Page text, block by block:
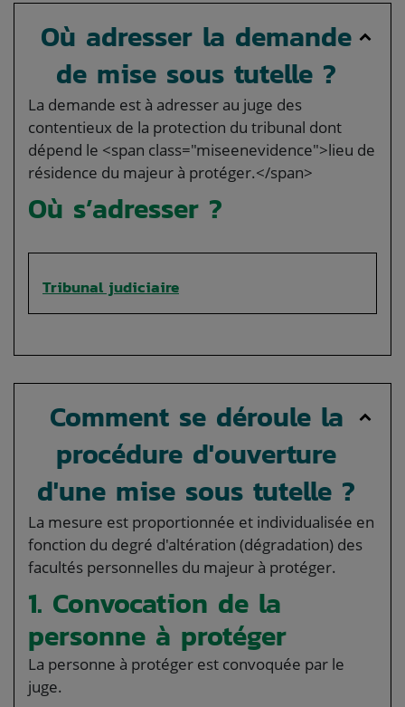
Où adresser la demande
de mise sous tutelle ?
La demande est à adresser au juge des
contentieux de la protection du tribunal dont
dépend le <span class="miseenevidence">lieu de
résidence du majeur à protéger.</span>
Où s’adresser ?
Tribunal judiciaire
Comment se déroule la
procédure d'ouverture
d'une mise sous tutelle ?
La mesure est proportionnée et individualisée en
fonction du degré d'altération (dégradation) des
facultés personnelles du majeur à protéger.
1. Convocation de la
personne à protéger
La personne à protéger est convoquée par le
juge.